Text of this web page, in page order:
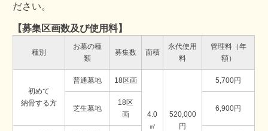
ださい。
【募集区画数及び使用料】
種別
お墓の種
類
募集数 面積
永代使用
料
管理料（年
額）
初めて
納骨する方
普通墓地 18区画
4.0
㎡
520,000
円
5,700円
芝生墓地
18区
画
6,900円